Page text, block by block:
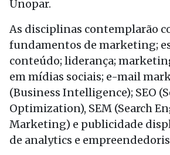
Unopar.
As disciplinas contemplarão
fundamentos de marketing;
conteúdo; liderança;
em mídias sociais; e-mail
(Business Intelligence); SEO
Optimization), SEM (Search
Marketing) e publicidade
de analytics e